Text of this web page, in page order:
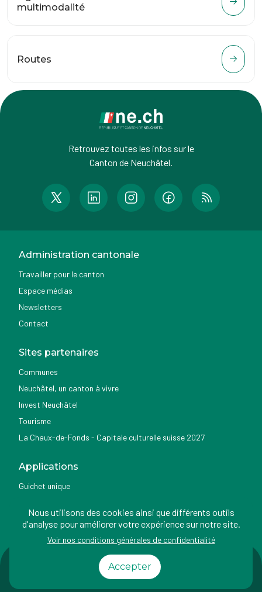
multimodalité
Routes
Retrouvez toutes les infos sur le
Canton de Neuchâtel.
Administration cantonale
Travailler pour le canton
Espace médias
Newsletters
Contact
Sites partenaires
Communes
Neuchâtel, un canton à vivre
Invest Neuchâtel
Tourisme
La Chaux-de-Fonds - Capitale culturelle suisse 2027
Applications
Guichet unique
Nemo news
Conditions
d'utilisation
Protection des
données
Nous utilisons des cookies ainsi que différents outils
d'analyse pour améliorer votre expérience sur notre site.
Voir nos conditions générales de confidentialité
Accepter